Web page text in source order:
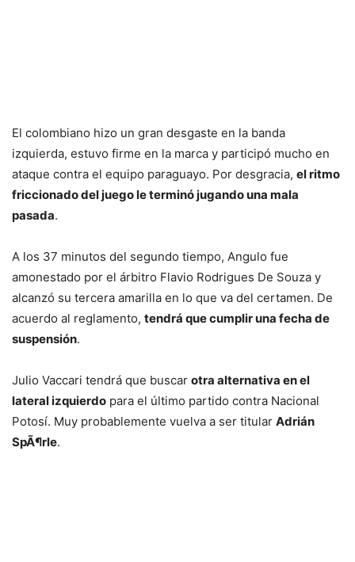
El colombiano hizo un gran desgaste en la banda
izquierda, estuvo firme en la marca y participó mucho en
ataque contra el equipo paraguayo. Por desgracia, el ritmo
friccionado del juego le terminó jugando una mala
pasada.
A los 37 minutos del segundo tiempo, Angulo fue
amonestado por el árbitro Flavio Rodrigues De Souza y
alcanzó su tercera amarilla en lo que va del certamen. De
acuerdo al reglamento, tendrá que cumplir una fecha de
suspensión.
Julio Vaccari tendrá que buscar otra alternativa en el
lateral izquierdo para el último partido contra Nacional
Potosí. Muy probablemente vuelva a ser titular Adrián
SpÃ¶rle.